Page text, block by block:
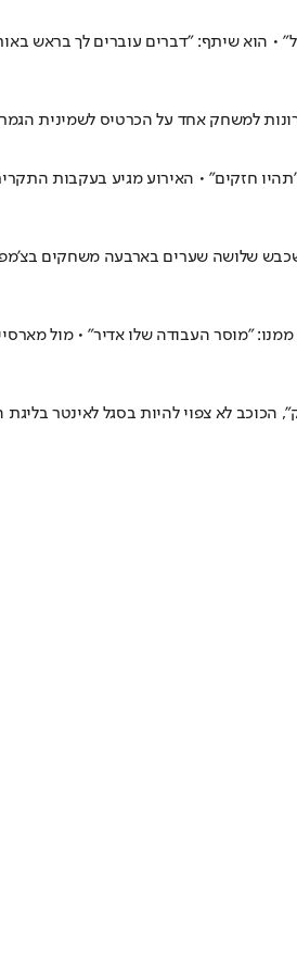
• הוא שיתף: "דברים עוברים לך בראש
האדומים: "תהיו חזקים" • האירוע מגיע
לארסנל שבפסגת ליגת האלופות • לנארט קארל בן ה-17 והפך לשחקן הצעיר ביותר
"מוסר העבודה שלו אדיר" • מול
הכוכב לא צפוי להיות בסגל לאינטר